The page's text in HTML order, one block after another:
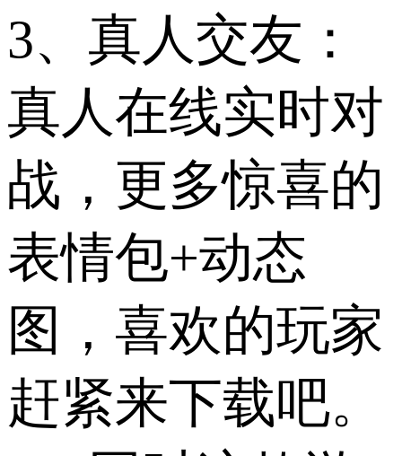
3、真人交友：
真人在线实时对
战，更多惊喜的
表情包+动态
图，喜欢的玩家
赶紧来下载吧。